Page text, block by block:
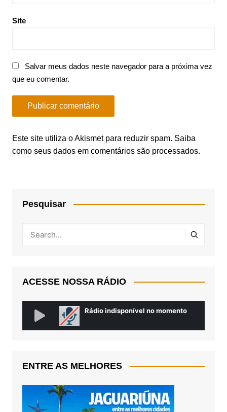
Site
Salvar meus dados neste navegador para a próxima vez
que eu comentar.
Este site utiliza o Akismet para reduzir spam. Saiba
como seus dados em comentários são processados.
Pesquisar
ACESSE NOSSA RÁDIO
ENTRE AS MELHORES